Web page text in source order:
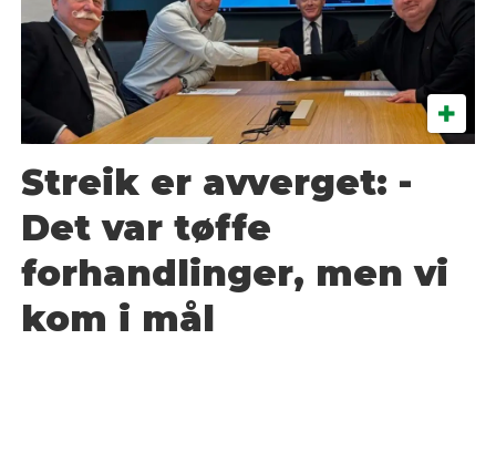
Streik er avverget: -
Det var tøffe
forhandlinger, men vi
kom i mål